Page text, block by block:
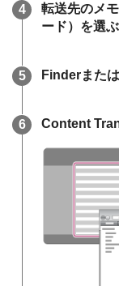
転送先のメ
ード）を選ぶ
Finderまた
Content